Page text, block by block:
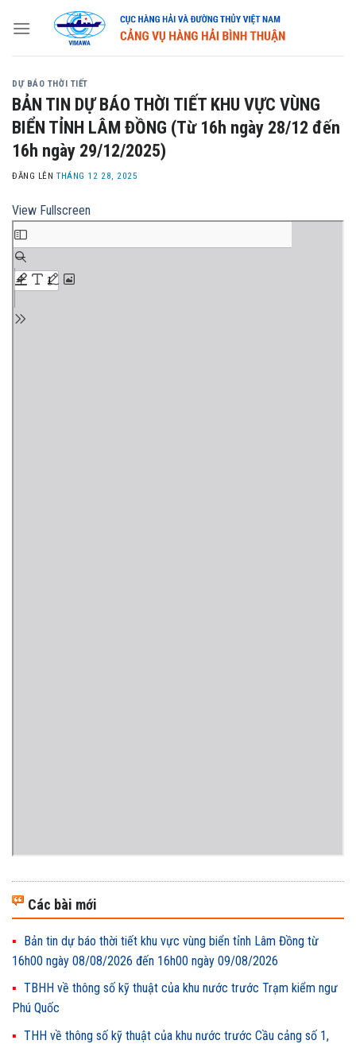
DỰ BÁO THỜI TIẾT
BẢN TIN DỰ BÁO THỜI TIẾT KHU VỰC VÙNG
BIỂN TỈNH LÂM ĐỒNG (Từ 16h ngày 28/12 đến
16h ngày 29/12/2025)
ĐĂNG LÊNTHÁNG 12 28, 2025
View Fullscreen
Các bài mới
Bản tin dự báo thời tiết khu vực vùng biển tỉnh Lâm Đồng từ
16h00 ngày 08/08/2026 đến 16h00 ngày 09/08/2026
TBHH về thông số kỹ thuật của khu nước trước Trạm kiểm ngư
Phú Quốc
THH về thông số kỹ thuật của khu nước trước Cầu cảng số 1,